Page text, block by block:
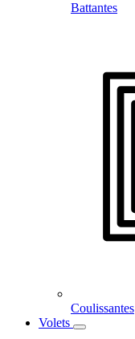
Battantes
Coulissantes
Volets